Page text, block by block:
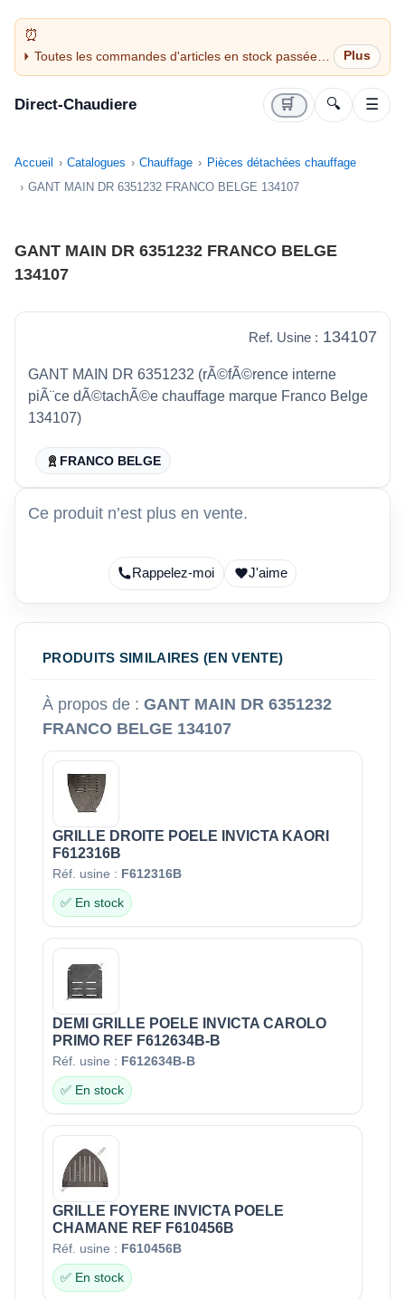
Toutes les commandes d'articles en stock passées
avant 14H sont expédiées le jour même (jours
Direct-Chaudiere 🛒 🔍 ☰
Accueil Catalogues Chauffage
Pièces détachées chauffage
GANT MAIN DR 6351232 FRANCO BELGE 134107
GANT MAIN DR 6351232 FRANCO BELGE
134107
Ref. Usine : 134107
GANT MAIN DR 6351232 (rÃ©fÃ©rence interne
piÃ¨ce dÃ©tachÃ©e chauffage marque Franco Belge
134107)
FRANCO BELGE
Ce produit n’est plus en vente.
Rappelez-moi J'aime
PRODUITS SIMILAIRES (EN VENTE)
À propos de : GANT MAIN DR 6351232
FRANCO BELGE 134107
GRILLE DROITE POELE INVICTA KAORI
F612316B
Réf. usine : F612316B
✅ En stock
DEMI GRILLE POELE INVICTA CAROLO
PRIMO REF F612634B-B
Réf. usine : F612634B-B
✅ En stock
GRILLE FOYERE INVICTA POELE
CHAMANE REF F610456B
Réf. usine : F610456B
✅ En stock